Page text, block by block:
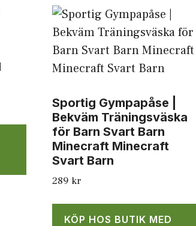
Sportig Gympapåse |
Bekväm Träningsväska
för Barn Svart Barn
Minecraft Minecraft
Svart Barn
289 kr
KÖP HOS BUTIK MED